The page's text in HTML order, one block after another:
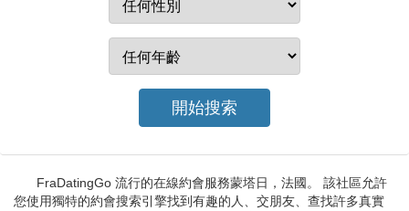
FraDatingGo 流行的在線約會服務蒙塔日，法國。 該社區允許
您使用獨特的約會搜索引擎找到有趣的人、交朋友、查找許多真實